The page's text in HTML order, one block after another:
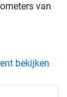
van
bekijken